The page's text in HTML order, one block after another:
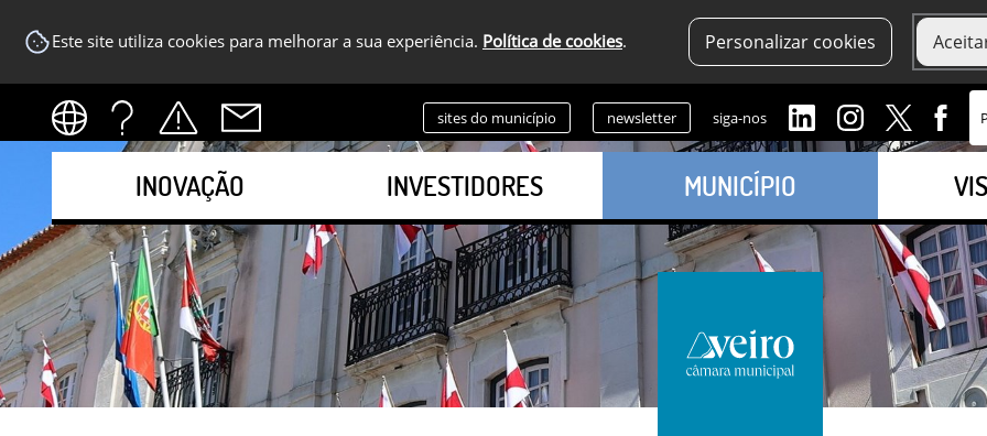
Este site utiliza cookies para melhorar a sua experiência. Política de cookies. Personalizar cookies
sites do município newsletter siga-nos
INOVAÇÃO INVESTIDORES MUNICÍPIO